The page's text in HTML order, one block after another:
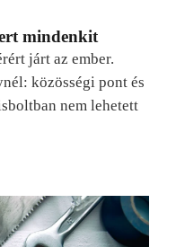
mindenkit
járt az ember.
közösségi pont és
nem lehetett